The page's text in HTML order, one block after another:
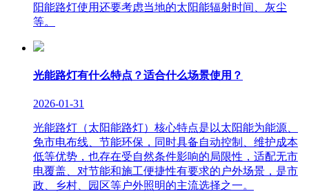
阳能路灯使用还要考虑当地的太阳能辐射时间、灰尘
等。
光能路灯有什么特点？适合什么场景使用？
2026-01-31
光能路灯（太阳能路灯）核心特点是以太阳能为能源、
免市电布线、节能环保，同时具备自动控制、维护成本
低等优势，也存在受自然条件影响的局限性，适配无市
电覆盖、对节能和施工便捷性有要求的户外场景，是市
政、乡村、园区等户外照明的主流选择之一。